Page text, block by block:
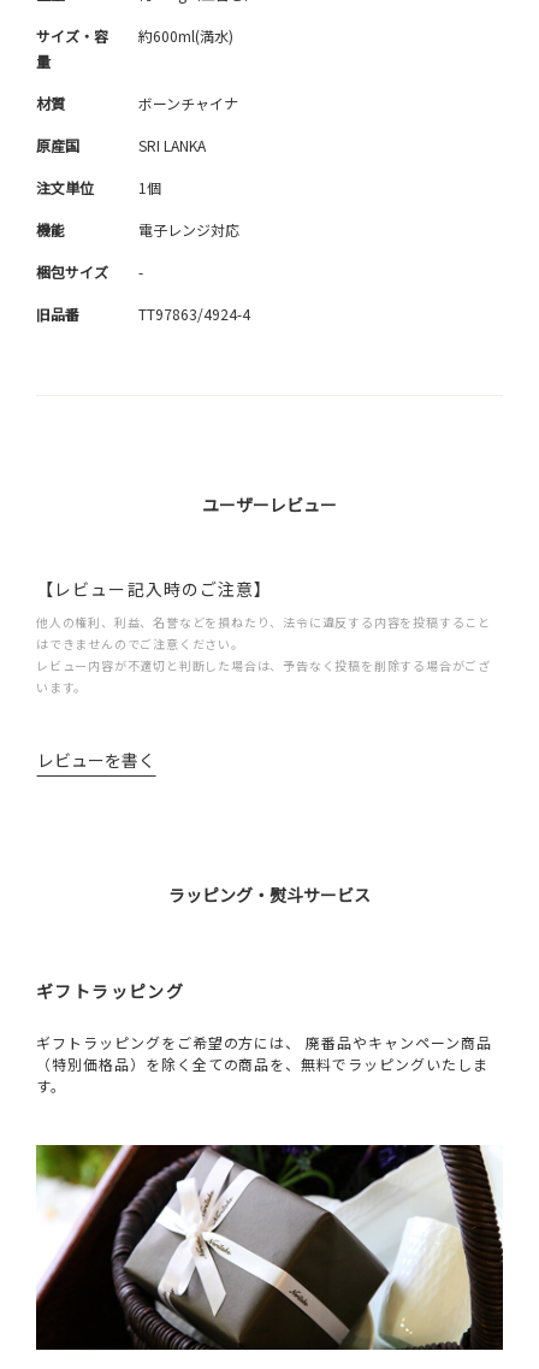
サイズ・容
量
約600ml(満水)
材質 ボーンチャイナ
原産国 SRI LANKA
注文単位 1個
機能 電子レンジ対応
梱包サイズ -
旧品番 TT97863/4924-4
ユーザーレビュー
【レビュー記入時のご注意】
他人の権利、利益、名誉などを損ねたり、法令に違反する内容を投稿すること
はできませんのでご注意ください。
レビュー内容が不適切と判断した場合は、予告なく投稿を削除する場合がござ
います。
レビューを書く
ラッピング・熨斗サービス
ギフトラッピング
ギフトラッピングをご希望の方には、 廃番品やキャンペーン商品
（特別価格品）を除く全ての商品を、無料でラッピングいたしま
す。